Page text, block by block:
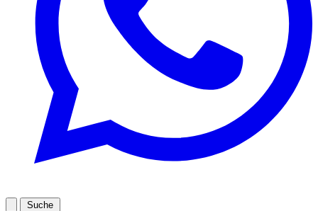
Suche